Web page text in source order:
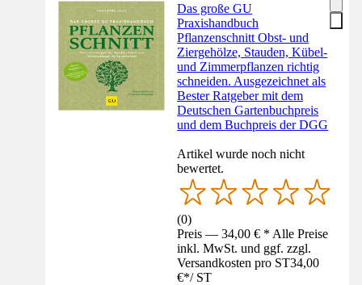
Das große GU
Praxishandbuch
Pflanzenschnitt Obst- und
Ziergehölze, Stauden, Kübel-
und Zimmerpflanzen richtig
schneiden. Ausgezeichnet als
Bester Ratgeber mit dem
Deutschen Gartenbuchpreis
und dem Buchpreis der DGG
Artikel wurde noch nicht
bewertet.
(0)
Preis — 34,00 € * Alle Preise
inkl. MwSt. und ggf. zzgl.
Versandkosten pro ST34,00
€*/ ST